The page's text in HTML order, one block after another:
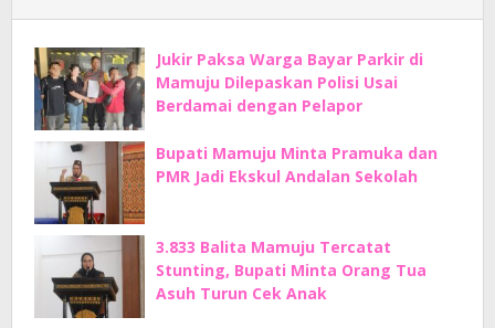
Jukir Paksa Warga Bayar Parkir di
Mamuju Dilepaskan Polisi Usai
Berdamai dengan Pelapor
Bupati Mamuju Minta Pramuka dan
PMR Jadi Ekskul Andalan Sekolah
3.833 Balita Mamuju Tercatat
Stunting, Bupati Minta Orang Tua
Asuh Turun Cek Anak